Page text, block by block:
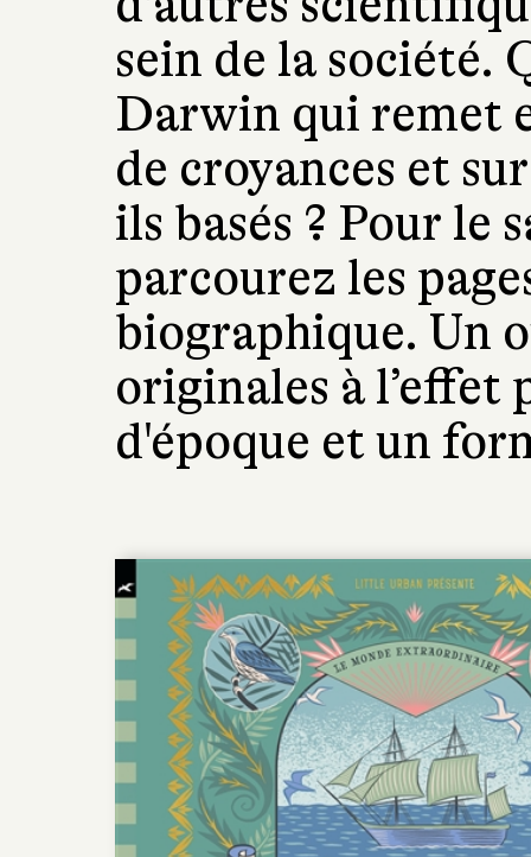
sein de la société.
Darwin qui remet
de croyances et
ils basés ? Pour le
parcourez les
biographique. Un
originales à l’effet
d'époque et un